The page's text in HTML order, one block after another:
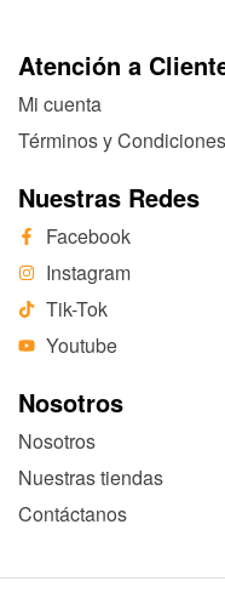
Atención a
Mi cuenta
Términos y Condiciones
Nuestras Redes
Facebook
Instagram
Tik-Tok
Youtube
Nosotros
Nosotros
Nuestras tiendas
Contáctanos